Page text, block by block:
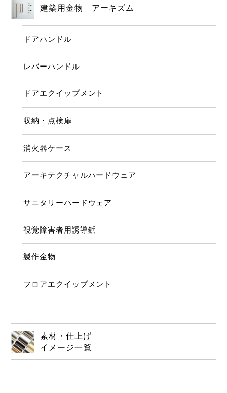
建築用金物 アーキズム
ドアハンドル
レバーハンドル
ドアエクイップメント
収納・点検扉
消火器ケース
アーキテクチャルハードウェア
サニタリーハードウェア
視覚障害者用誘導鋲
製作金物
フロアエクイップメント
素材・仕上げ
イメージ一覧